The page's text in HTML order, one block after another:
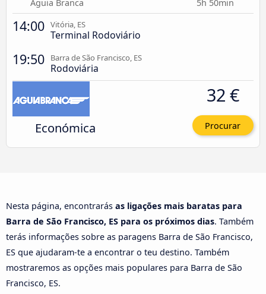
Aguia Branca 5h 50min
14:00 Vitória, ES
Terminal Rodoviário
19:50 Barra de São Francisco, ES
Rodoviária
Económica
32 €
Procurar
Nesta página, encontrarás as ligações mais baratas para
Barra de São Francisco, ES para os próximos dias. Também
terás informações sobre as paragens Barra de São Francisco,
ES que ajudaram-te a encontrar o teu destino. Também
mostraremos as opções mais populares para Barra de São
Francisco, ES.